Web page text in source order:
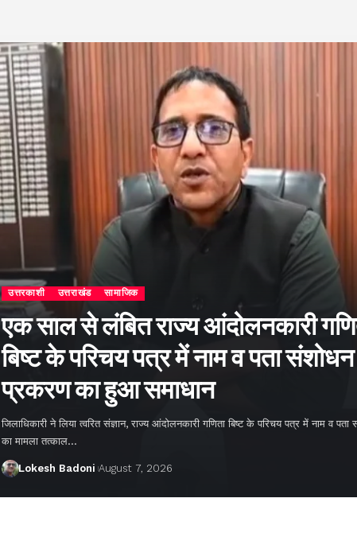
उत्तरकाशी उत्तराखंड सामाजिक
एक साल से लंबित राज्य आंदोलनकारी
बिष्ट के परिचय पत्र में नाम व पता
प्रकरण का हुआ समाधान
जिलाधिकारी ने लिया त्वरित संज्ञान, राज्य आंदोलनकारी गणिता बिष्ट के परिचय पत्र में नाम व पता
का मामला तत्काल…
Lokesh Badoni August 7, 2026